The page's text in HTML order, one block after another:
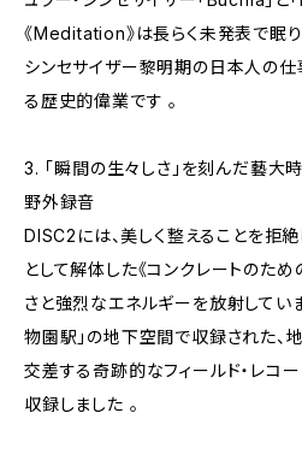
《Meditation》は長らく未発表で眠
シンセサイザー黎明期の日本人の
る歴史的偉業です 。
3. 「瞬間の生々しさ」を刻んだ藝大
野外録音
DISC2には、美しく整えることを拒
として解体した《コンクレートのた
さと強烈なエネルギーを放射してい
物園駅」の地下空間で収録された、
交差する奇跡的なフィールド・レコ
収録しました 。